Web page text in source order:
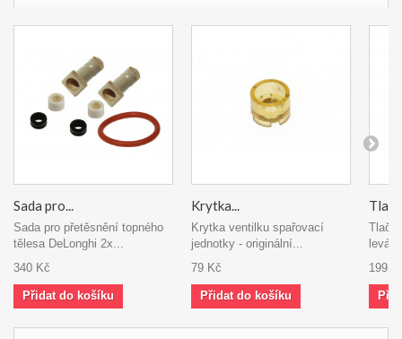
Sada pro...
Sada pro přetěsnění topného
tělesa DeLonghi 2x...
340 Kč
Přidat do košíku
Krytka...
Krytka ventilku spařovací
jednotky - originální...
79 Kč
Přidat do košíku
levá
199